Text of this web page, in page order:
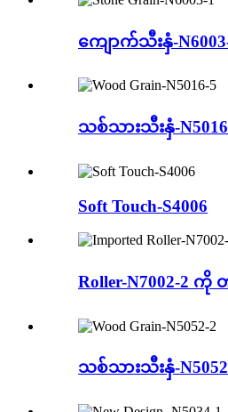
ကျောက်သီးနှံ-
သစ်သားသီးနှံ-
Soft Touch-S4006
Roller-N7002-2
သစ်သားသီးနှံ-